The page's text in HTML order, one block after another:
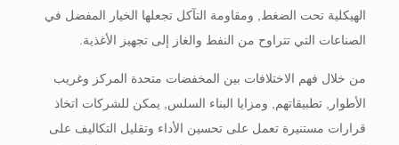
الهيكلية تحت الضغط, ومقاومة التآكل تجعلها الخيار المفضل في
الصناعات التي تتراوح من النفط والغاز إلى تجهيز الأغذية.
من خلال فهم الاختلافات بين المخفضات متحدة المركز وغريب
الأطوار, تطبيقاتهم, ومزايا البناء السلس, يمكن للشركات اتخاذ
قرارات مستنيرة تعمل على تحسين الأداء وتقليل التكاليف على